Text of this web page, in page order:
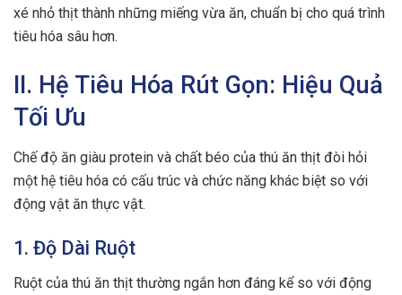
xé nhỏ thịt thành những miếng vừa ăn, chuẩn bị cho quá trình
tiêu hóa sâu hơn.
II. Hệ Tiêu Hóa Rút Gọn: Hiệu Quả
Tối Ưu
Chế độ ăn giàu protein và chất béo của thú ăn thịt đòi hỏi
một hệ tiêu hóa có cấu trúc và chức năng khác biệt so với
động vật ăn thực vật.
1. Độ Dài Ruột
Ruột của thú ăn thịt thường ngắn hơn đáng kể so với động